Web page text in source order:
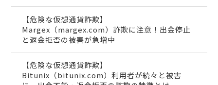
【危険な仮想通貨詐欺】
Margex（margex.com）詐欺に注意！出金停止
と返金拒否の被害が急増中
【危険な仮想通貨詐欺】
Bitunix（bitunix.com）利用者が続々と被害